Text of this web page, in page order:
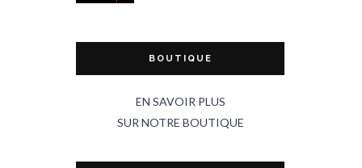
BOUTIQUE
EN SAVOIR PLUS
SUR NOTRE BOUTIQUE